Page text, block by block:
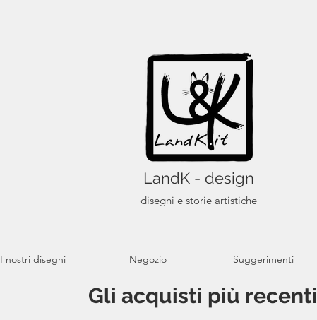
LandK - design
disegni e storie artistiche
I nostri disegni Negozio Suggerimenti
Gli acquisti più recenti